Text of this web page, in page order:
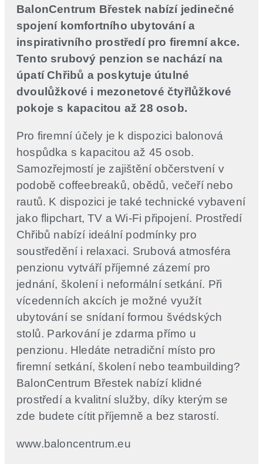
BalonCentrum Břestek nabízí jedinečné
spojení komfortního ubytování a
inspirativního prostředí pro firemní akce.
Tento srubový penzion se nachází na
úpatí Chřibů a poskytuje útulné
dvoulůžkové i mezonetové čtyřlůžkové
pokoje s kapacitou až 28 osob.
Pro firemní účely je k dispozici balonová
hospůdka s kapacitou až 45 osob.
Samozřejmostí je zajištění občerstvení v
podobě coffeebreaků, obědů, večeří nebo
rautů. K dispozici je také technické vybavení
jako flipchart, TV a Wi-Fi připojení. Prostředí
Chřibů nabízí ideální podmínky pro
soustředění i relaxaci. Srubová atmosféra
penzionu vytváří příjemné zázemí pro
jednání, školení i neformální setkání. Při
vícedenních akcích je možné využít
ubytování se snídaní formou švédských
stolů. Parkování je zdarma přímo u
penzionu. Hledáte netradiční místo pro
firemní setkání, školení nebo teambuilding?
BalonCentrum Břestek nabízí klidné
prostředí a kvalitní služby, díky kterým se
zde budete cítit příjemně a bez starostí.
www.baloncentrum.eu